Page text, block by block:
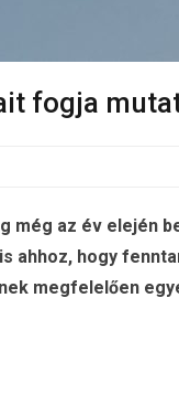
fogja
még az év elején
ahhoz, hogy
megfelelően